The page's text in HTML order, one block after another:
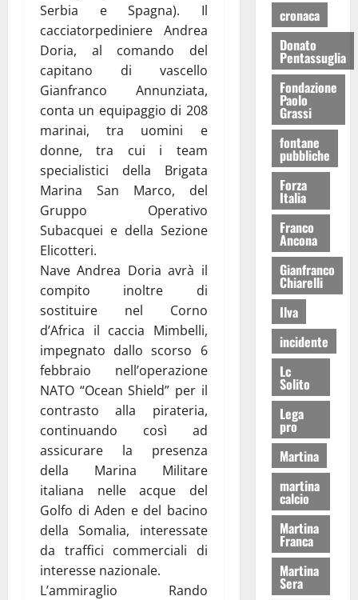
Serbia e Spagna). Il
cacciatorpediniere Andrea
Doria, al comando del
capitano di vascello
Gianfranco Annunziata,
conta un equipaggio di 208
marinai, tra uomini e
donne, tra cui i team
specialistici della Brigata
Marina San Marco, del
Gruppo Operativo
Subacquei e della Sezione
Elicotteri.
Nave Andrea Doria avrà il
compito inoltre di
sostituire nel Corno
d’Africa il caccia Mimbelli,
impegnato dallo scorso 6
febbraio nell’operazione
NATO “Ocean Shield” per il
contrasto alla pirateria,
continuando così ad
assicurare la presenza
della Marina Militare
italiana nelle acque del
Golfo di Aden e del bacino
della Somalia, interessate
da traffici commerciali di
interesse nazionale.
L’ammiraglio Rando
cronaca
Donato
Pentassuglia
Fondazione
Paolo
Grassi
fontane
pubbliche
Forza
Italia
Franco
Ancona
Gianfranco
Chiarelli
Ilva
incidente
Lc
Solito
Lega
pro
Martina
martina
calcio
Martina
Franca
Martina
Sera